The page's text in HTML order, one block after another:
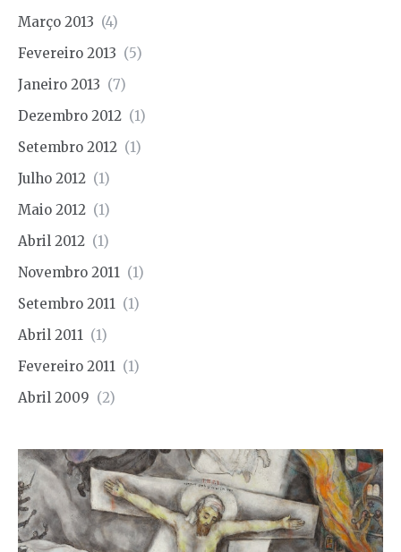
Março 2013 (4)
Fevereiro 2013 (5)
Janeiro 2013 (7)
Dezembro 2012 (1)
Setembro 2012 (1)
Julho 2012 (1)
Maio 2012 (1)
Abril 2012 (1)
Novembro 2011 (1)
Setembro 2011 (1)
Abril 2011 (1)
Fevereiro 2011 (1)
Abril 2009 (2)